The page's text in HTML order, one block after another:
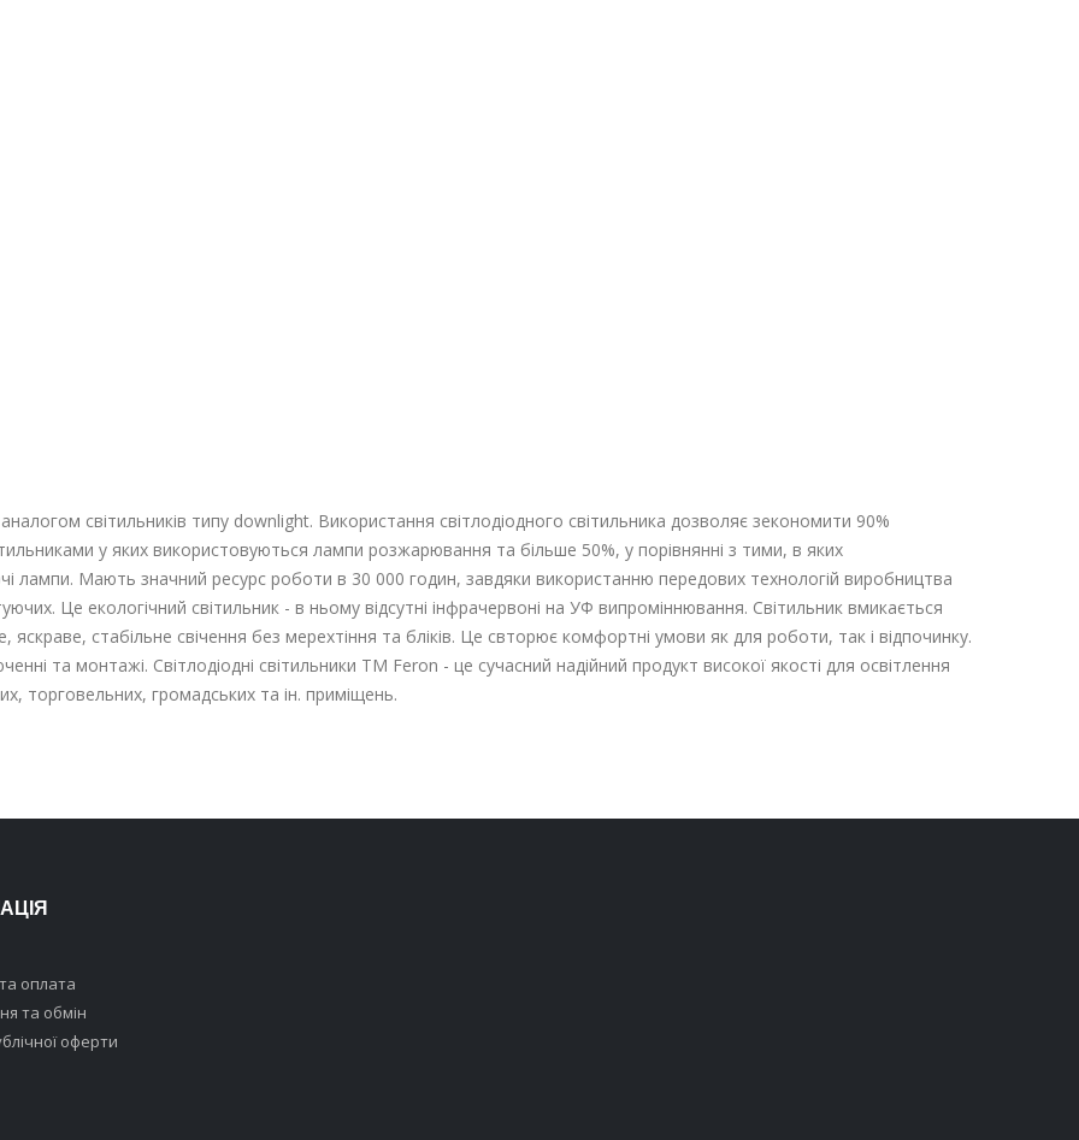
світильників типу downlight. Використання світлодіодного світильника дозволяє зекономити 90%
у яких використовуються лампи розжарювання та більше 50%, у порівнянні з тими, в яких
лампи. Мають значний ресурс роботи в 30 000 годин, завдяки використанню передових технологій виробництва
Це екологічний світильник - в ньому відсутні інфрачервоні на УФ випроміннювання. Світильник вмикається
яскраве, стабільне свічення без мерехтіння та бліків. Це свторює комфортні умови як для роботи, так і відпочинку.
та монтажі. Світлодіодні світильники TM Feron - це сучасний надійний продукт високої якості для освітлення
торговельних, громадських та ін. приміщень.
оплата
та обмін
оферти